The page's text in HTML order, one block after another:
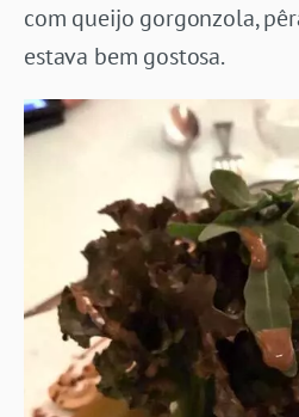
com queijo gorgonzola,
estava bem gostosa.